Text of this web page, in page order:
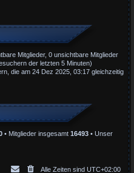
Mitglieder, 0 unsichtbare Mitglieder
der letzten 5 Minuten)
die am 24 Dez 2025, 03:17 gleichzeitig
• Mitglieder insgesamt 16493 • Unser
Alle Zeiten sind UTC+02:00